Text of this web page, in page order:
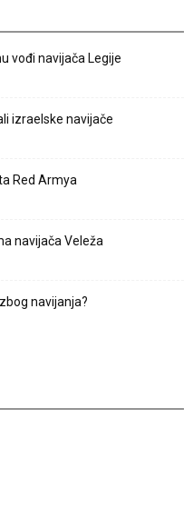
vođi navijača Legije
izraelske navijače
Red Armya
navijača Veleža
navijanja?